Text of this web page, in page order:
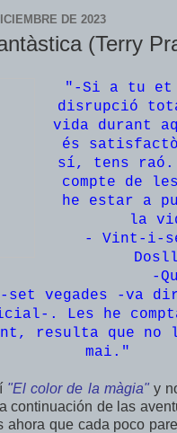
DE 2023
(Terry
"-Si a tu et
disrupció
vida durant
és
sí, tens raó.
compte de
he estar a
la
- Vint-i-
-
vegades -va
. Les he
resulta que no
mai."
"El color de la màgia" y
continuación de las
ahora que cada poco